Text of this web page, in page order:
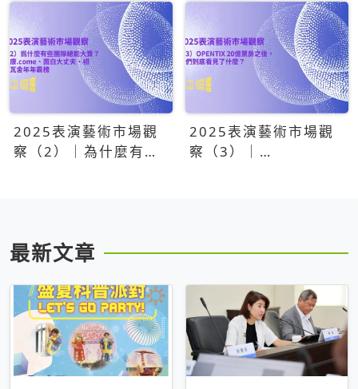
2025表演藝術市場觀
察（2）｜為什麼有些
2025表演藝術市場觀
察（3）｜
最新文章